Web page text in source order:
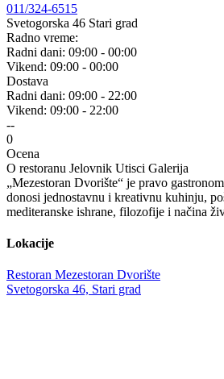
011/324-6515
Svetogorska 46 Stari grad
Radno vreme:
Radni dani: 09:00 - 00:00
Vikend: 09:00 - 00:00
Dostava
Radni dani: 09:00 - 22:00
Vikend: 09:00 - 22:00
--
0
Ocena
O restoranu Jelovnik Utisci Galerija
„Mezestoran Dvorište“ je pravo
donosi jednostavnu i kreativnu kuhinju,
mediteranske ishrane, filozofije i načina
Lokacije
Restoran Mezestoran Dvorište
Svetogorska 46, Stari grad